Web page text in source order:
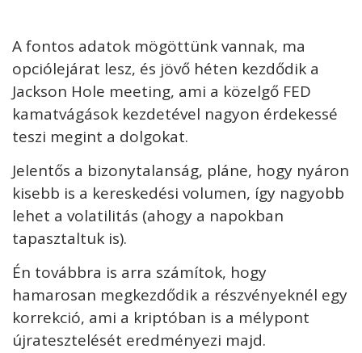
A fontos adatok mögöttünk vannak, ma
opciólejárat lesz, és jövő héten kezdődik a
Jackson Hole meeting, ami a közelgő FED
kamatvágások kezdetével nagyon érdekessé
teszi megint a dolgokat.
Jelentős a bizonytalanság, pláne, hogy nyáron
kisebb is a kereskedési volumen, így nagyobb
lehet a volatilitás (ahogy a napokban
tapasztaltuk is).
Én továbbra is arra számítok, hogy
hamarosan megkezdődik a részvényeknél egy
korrekció, ami a kriptóban is a mélypont
újratesztelését eredményezi majd.